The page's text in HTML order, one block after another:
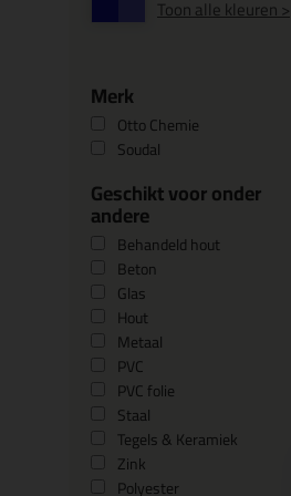
Toon alle kleuren >
Merk
Otto Chemie
Soudal
Geschikt voor onder
andere
Behandeld hout
Beton
Glas
Hout
Metaal
PVC
PVC folie
Staal
Tegels & Keramiek
Zink
Polyester